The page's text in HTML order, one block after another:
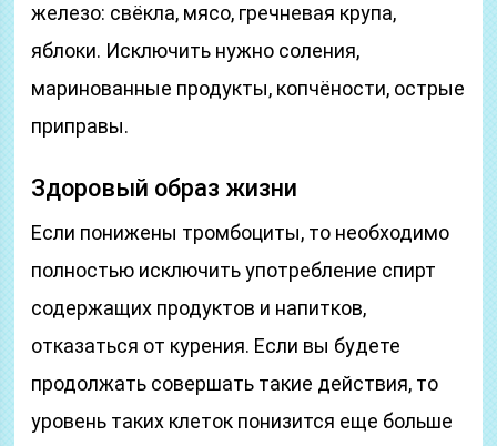
железо: свёкла, мясо, гречневая крупа,
яблоки. Исключить нужно соления,
маринованные продукты, копчёности, острые
приправы.
Здоровый образ жизни
Если понижены тромбоциты, то необходимо
полностью исключить употребление спирт
содержащих продуктов и напитков,
отказаться от курения. Если вы будете
продолжать совершать такие действия, то
уровень таких клеток понизится еще больше